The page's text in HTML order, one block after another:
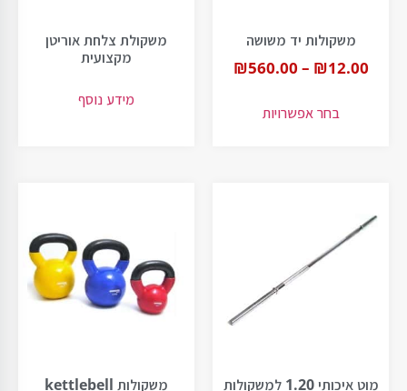
משקולות יד משושה
₪12.00
–
₪560.00
בחר אפשרויות
משקולת צלחת אוריטן
מקצועית
מידע נוסף
מוט איכותי 1.20 למשקולות
משקולות kettlebell